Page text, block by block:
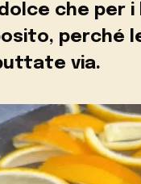
che per
perché
via.